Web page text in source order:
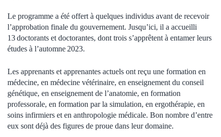
Le programme a été offert à quelques individus avant de recevoir
l’approbation finale du gouvernement. Jusqu’ici, il a accueilli
13 doctorants et doctorantes, dont trois s’apprêtent à entamer leurs
études à l’automne 2023.
Les apprenants et apprenantes actuels ont reçu une formation en
médecine, en médecine vétérinaire, en enseignement du conseil
génétique, en enseignement de l’anatomie, en formation
professorale, en formation par la simulation, en ergothérapie, en
soins infirmiers et en anthropologie médicale. Bon nombre d’entre
eux sont déjà des figures de proue dans leur domaine.